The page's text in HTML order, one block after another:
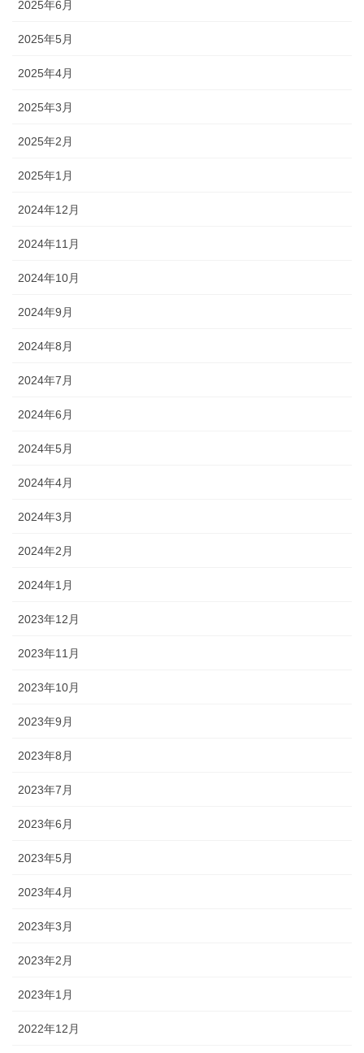
2025年6月
2025年5月
2025年4月
2025年3月
2025年2月
2025年1月
2024年12月
2024年11月
2024年10月
2024年9月
2024年8月
2024年7月
2024年6月
2024年5月
2024年4月
2024年3月
2024年2月
2024年1月
2023年12月
2023年11月
2023年10月
2023年9月
2023年8月
2023年7月
2023年6月
2023年5月
2023年4月
2023年3月
2023年2月
2023年1月
2022年12月